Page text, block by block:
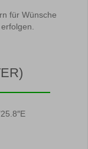
für Wünsche
erfolgen.